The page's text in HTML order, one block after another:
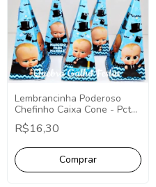
Lembrancinha Poderoso
Chefinho Caixa Cone - Pct
com 10
R$16,30